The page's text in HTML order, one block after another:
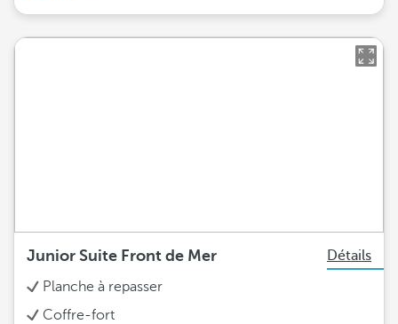
Junior Suite Front de Mer
Détails
Planche à repasser
Coffre-fort